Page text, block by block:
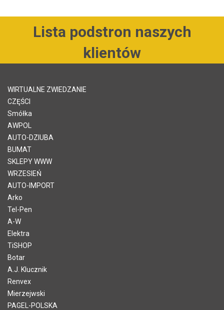
Lista podstron naszych
klientów
WIRTUALNE ZWIEDZANIE
CZĘŚCI
Smółka
AWPOL
AUTO-DZIUBA
BUMAT
SKLEPY WWW
WRZESIEŃ
AUTO-IMPORT
Arko
Tel-Pen
A-W
Elektra
TiSHOP
Botar
A.J. Klucznik
Renvex
Mierzejwski
PAGEL-POLSKA